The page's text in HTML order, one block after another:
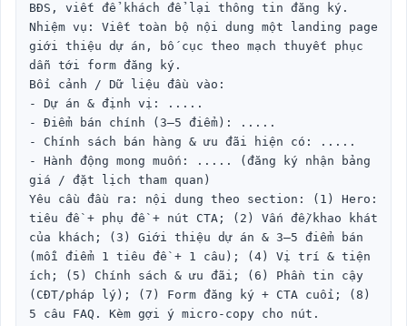
BĐS, viết để khách để lại thông tin đăng ký.
Nhiệm vụ: Viết toàn bộ nội dung một landing page
giới thiệu dự án, bố cục theo mạch thuyết phục
dẫn tới form đăng ký.
Bối cảnh / Dữ liệu đầu vào:
- Dự án & định vị: .....
- Điểm bán chính (3–5 điểm): .....
- Chính sách bán hàng & ưu đãi hiện có: .....
- Hành động mong muốn: ..... (đăng ký nhận bảng
giá / đặt lịch tham quan)
Yêu cầu đầu ra: nội dung theo section: (1) Hero:
tiêu đề + phụ đề + nút CTA; (2) Vấn đề/khao khát
của khách; (3) Giới thiệu dự án & 3–5 điểm bán
(mỗi điểm 1 tiêu đề + 1 câu); (4) Vị trí & tiện
ích; (5) Chính sách & ưu đãi; (6) Phần tin cậy
(CĐT/pháp lý); (7) Form đăng ký + CTA cuối; (8)
5 câu FAQ. Kèm gợi ý micro-copy cho nút.